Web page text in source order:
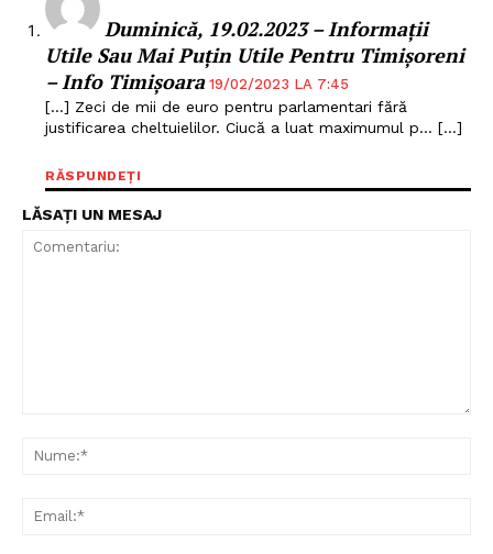
Duminică, 19.02.2023 – Informații
Utile Sau Mai Puțin Utile Pentru Timișoreni
– Info Timișoara 19/02/2023 LA 7:45
[…] Zeci de mii de euro pentru parlamentari fără
justificarea cheltuielilor. Ciucă a luat maximumul p… […]
RĂSPUNDEȚI
LĂSAȚI UN MESAJ